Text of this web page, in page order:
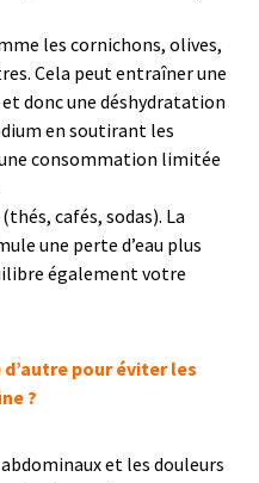
les cornichons, olives,
Cela peut entraîner une
donc une déshydratation
en soutirant les
consommation limitée
cafés, sodas). La
une perte d’eau plus
également votre
pour éviter les
?
et les douleurs